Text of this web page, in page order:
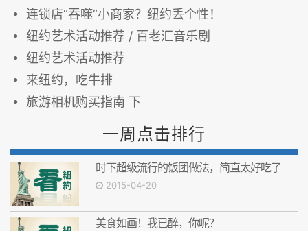
连锁店“吞噬”小商家？纽约丢个性！
纽约艺术活动推荐 / 百老汇音乐剧
纽约艺术活动推荐
来纽约，吃牛排
旅游相机购买指南 下
一周点击排行
时下超级流行的饭团做法，简直太好吃了
2015-04-20
美食如画！我已醉，你呢？